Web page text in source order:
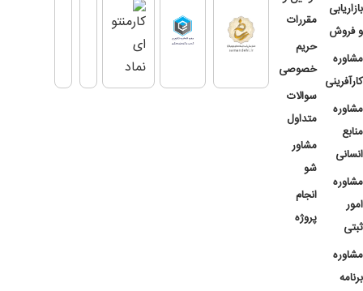
بازاریابی
و فروش
مشاوره
کارآفرینی
مشاوره
منابع
انسانی
مشاوره
امور
ثبتی
مشاوره
برنامه
مقررات
حریم
خصوصی
سوالات
متداول
مشاور
شو
انجام
پروژه